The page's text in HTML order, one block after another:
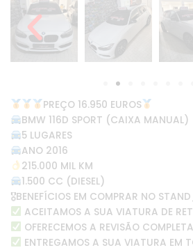
PREÇO 16.950 EUROS
BMW 116D SPORT (CAIXA MANUAL)
5 LUGARES
ANO 2016
215.000 MIL KM
1.500 CC (DIESEL)
🎖BENEFÍCIOS EM COMPRAR NO
ACEITAMOS A SUA VIATURA DE
OFERECEMOS A REVISÃO COMPLETA
ENTREGAMOS A SUA VIATURA EM